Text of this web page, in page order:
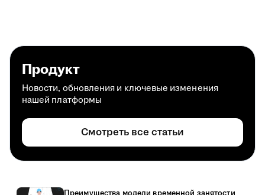
Продукт
Новости, обновления и ключевые изменения
нашей платформы
Смотреть все статьи